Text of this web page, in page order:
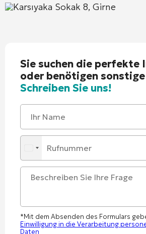
Karsıyaka Sokak 8, Girne
Sie suchen die perfekte
oder benötigen
Schreiben Sie uns!
*Mit dem Absenden des Formulars
Einwilligung in die Verarbeitung
Daten